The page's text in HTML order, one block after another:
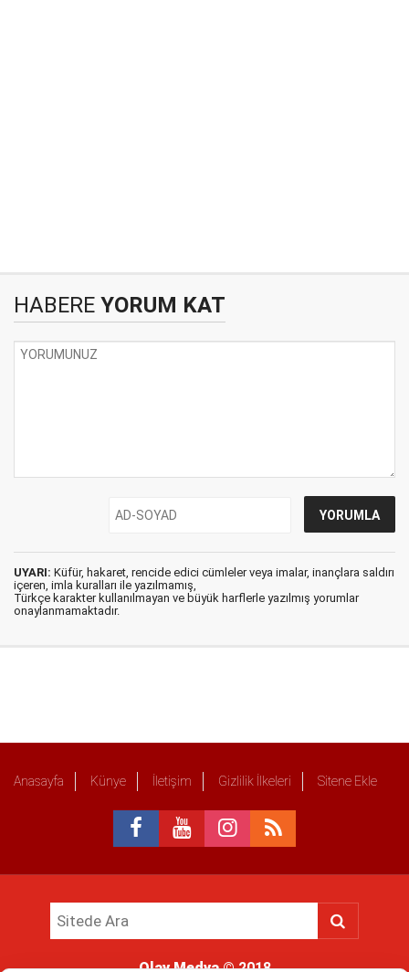
HABERE YORUM KAT
UYARI: Küfür, hakaret, rencide edici cümleler veya imalar, inançlara saldırı
içeren, imla kuralları ile yazılmamış,
Türkçe karakter kullanılmayan ve büyük harflerle yazılmış yorumlar
onaylanmamaktadır.
Anasayfa Künye İletişim Gizlilik İlkeleri Sitene Ekle
Olay Medya© 2018